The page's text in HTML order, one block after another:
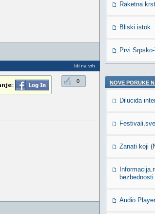
Idi na vrh
0
Raketna
Bliski istok
Prvi
NOVE PORUKE
Dilucida
Zanati koji
bezbednosti
Audio Player